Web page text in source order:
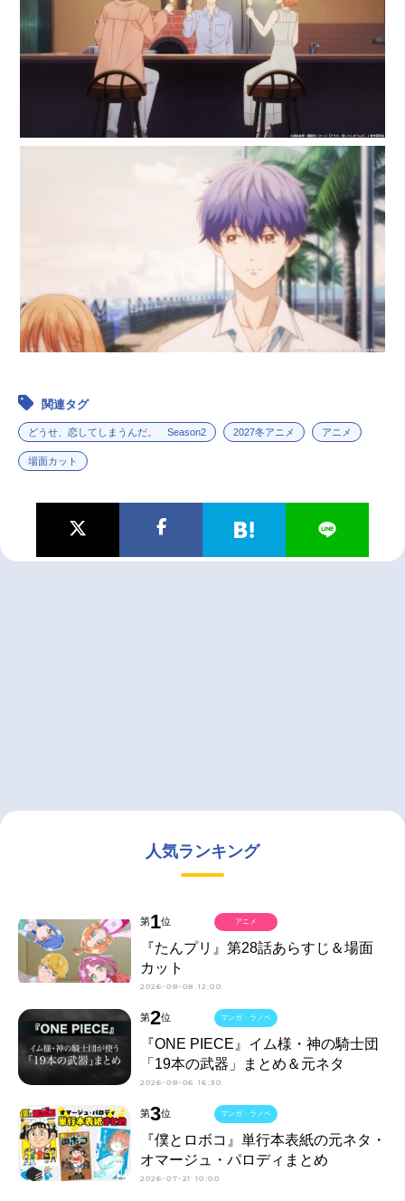
関連タグ
どうせ、恋してしまうんだ。 Season2 2027冬アニメ アニメ
場面カット
人気ランキング
第1位
『たんプリ』第28話あらすじ＆場面
カット
2026-08-08 12:00
アニメ
第2位
『ONE PIECE』イム様・神の騎士団
「19本の武器」まとめ＆元ネタ
2026-08-06 16:30
マンガ・ラノベ
第3位
『僕とロボコ』単行本表紙の元ネタ・
オマージュ・パロディまとめ
2026-07-21 10:00
マンガ・ラノベ